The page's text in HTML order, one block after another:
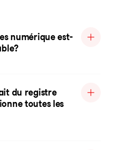
numérique est-
du registre
toutes les